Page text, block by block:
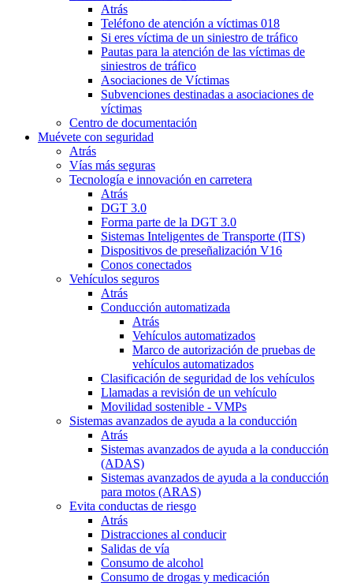
Atrás
Teléfono de atención a víctimas 018
Si eres víctima de un siniestro de tráfico
Pautas para la atención de las víctimas de
siniestros de tráfico
Asociaciones de Víctimas
Subvenciones destinadas a asociaciones de
víctimas
Centro de documentación
Muévete con seguridad
Atrás
Vías más seguras
Tecnología e innovación en carretera
Atrás
DGT 3.0
Forma parte de la DGT 3.0
Sistemas Inteligentes de Transporte (ITS)
Dispositivos de preseñalización V16
Conos conectados
Vehículos seguros
Atrás
Conducción automatizada
Atrás
Vehículos automatizados
Marco de autorización de pruebas de
vehículos automatizados
Clasificación de seguridad de los vehículos
Llamadas a revisión de un vehículo
Movilidad sostenible - VMPs
Sistemas avanzados de ayuda a la conducción
Atrás
Sistemas avanzados de ayuda a la conducción
(ADAS)
Sistemas avanzados de ayuda a la conducción
para motos (ARAS)
Evita conductas de riesgo
Atrás
Distracciones al conducir
Salidas de vía
Consumo de alcohol
Consumo de drogas y medicación